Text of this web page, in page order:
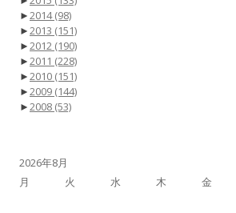
►2014(98)
►2013 (151)
►2012 (190)
►2011 (228)
►2010 (151)
►2009 (144)
►2008 (53)
2026年8月
月
火 水 木 金